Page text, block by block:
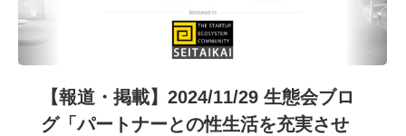
【報道・掲載】2024/11/29 生態会ブロ
グ「パートナーとの性生活を充実させ